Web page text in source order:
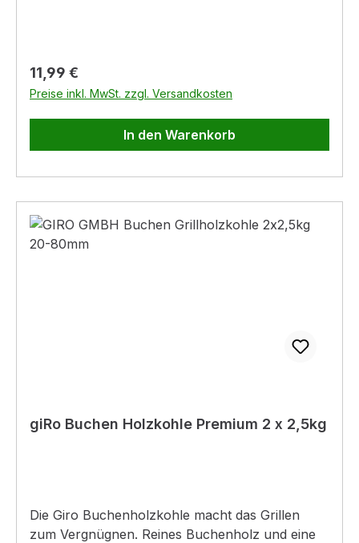
Regulärer Preis:
11,99 €
Preise inkl. MwSt. zzgl. Versandkosten
In den Warenkorb
giRo Buchen Holzkohle Premium 2 x 2,5kg
Die Giro Buchenholzkohle macht das Grillen
zum Vergnügnen. Reines Buchenholz und eine